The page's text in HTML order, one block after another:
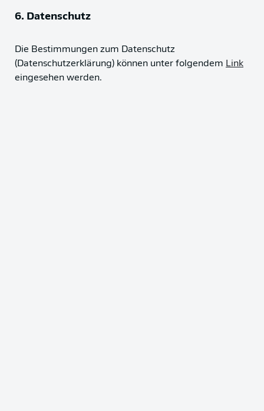
6. Datenschutz
Die Bestimmungen zum Datenschutz
(Datenschutzerklärung) können unter folgendem Link
eingesehen werden.